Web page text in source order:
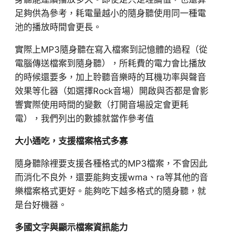
足夠供為參考，耗電量越小的隨身聽使用同一種電
池的播放時間會更長。
實際上MP3隨身聽在寫入檔案到記憶體的過程（從
電腦傳送檔案到隨身聽），所耗費的電力會比播放
的時候還要多，加上聆聽音樂時的耳機功率與聲音
效果等化器（如選擇Rock音場）開啟與否都是會影
響實際使用時間的變數（打開音場設定會更耗
電），我們列出的數據就當作參考值
大小通吃，支援檔案格式多寡
隨身聽除裡要支援各種格式的MP3檔案，不會因此
而消化不良外，還要能夠支援wma、ra等其他的音
樂檔案格式更好。能夠吃下越多格式的隨身聽，就
是台好機器。
多國文字與顯示檔案資訊能力